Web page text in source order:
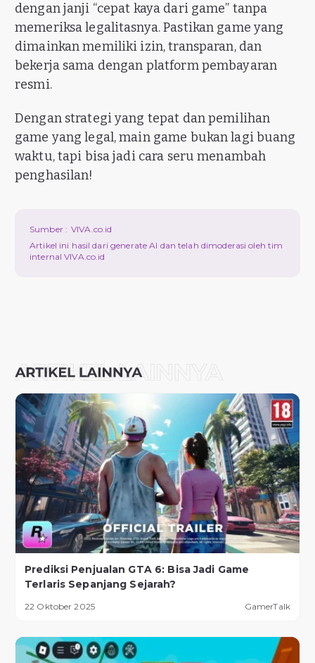
dengan janji “cepat kaya dari game” tanpa
memeriksa legalitasnya. Pastikan game yang
dimainkan memiliki izin, transparan, dan
bekerja sama dengan platform pembayaran
resmi.
Dengan strategi yang tepat dan pemilihan
game yang legal, main game bukan lagi buang
waktu, tapi bisa jadi cara seru menambah
penghasilan!
Sumber : VIVA.co.id
Artikel ini hasil dari generate AI dan telah dimoderasi oleh tim
internal VIVA.co.id
Prediksi Penjualan GTA 6: Bisa Jadi Game
Terlaris Sepanjang Sejarah?
22 Oktober 2025 GamerTalk